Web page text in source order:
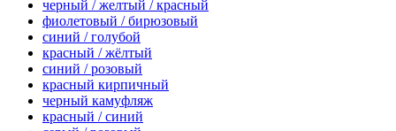
черный / желтый / красный
фиолетовый / бирюзовый
синий / голубой
красный / жёлтый
синий / розовый
красный кирпичный
черный камуфляж
красный / синий